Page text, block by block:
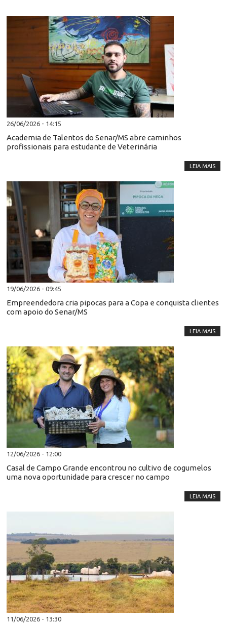
26/06/2026 - 14:15
Academia de Talentos do Senar/MS abre caminhos
profissionais para estudante de Veterinária
LEIA MAIS
19/06/2026 - 09:45
Empreendedora cria pipocas para a Copa e conquista clientes
com apoio do Senar/MS
LEIA MAIS
12/06/2026 - 12:00
Casal de Campo Grande encontrou no cultivo de cogumelos
uma nova oportunidade para crescer no campo
LEIA MAIS
11/06/2026 - 13:30